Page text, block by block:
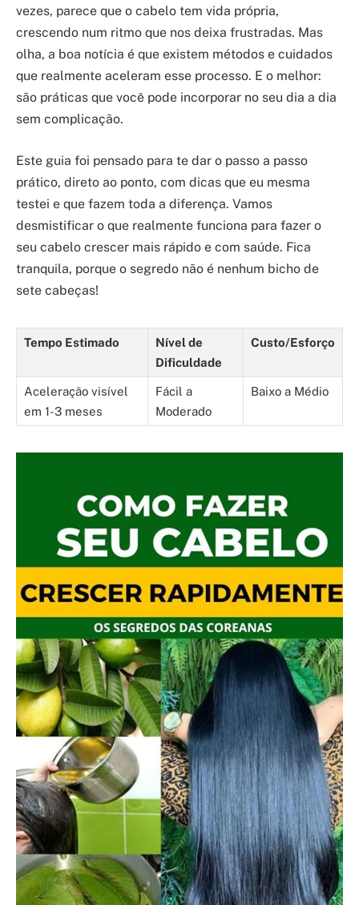
vezes, parece que o cabelo tem vida própria,
crescendo num ritmo que nos deixa frustradas. Mas
olha, a boa notícia é que existem métodos e cuidados
que realmente aceleram esse processo. E o melhor:
são práticas que você pode incorporar no seu dia a dia
sem complicação.
Este guia foi pensado para te dar o passo a passo
prático, direto ao ponto, com dicas que eu mesma
testei e que fazem toda a diferença. Vamos
desmistificar o que realmente funciona para fazer o
seu cabelo crescer mais rápido e com saúde. Fica
tranquila, porque o segredo não é nenhum bicho de
sete cabeças!
Tempo Estimado
Nível de
Dificuldade
Custo/Esforço
Aceleração visível
em 1-3 meses
Fácil a
Moderado
Baixo a Médio